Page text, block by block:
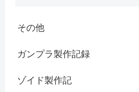
その他
ガンプラ製作記録
ゾイド製作記